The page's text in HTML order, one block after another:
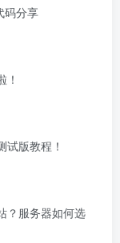
码分享
！
试版教程！
？服务器如何选